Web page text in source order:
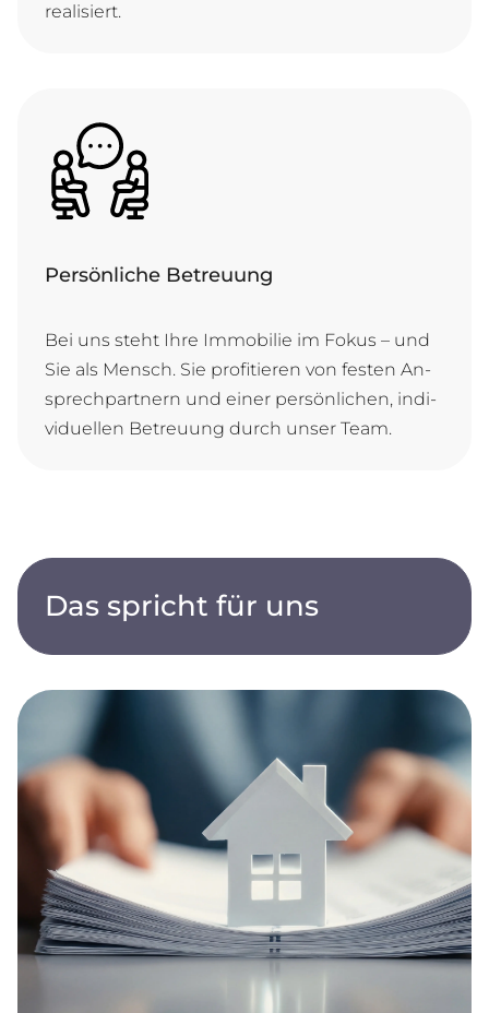
realisiert.
Persönliche Betreuung
Bei uns steht Ih­re Im­mo­bi­lie im Fo­kus – und
Sie als Mensch. Sie pro­fi­tie­ren von fes­ten An­
sprech­part­nern und ei­ner per­sön­li­chen, in­di­
vi­du­el­len Be­treu­ung durch un­ser Team.
Das spricht für uns